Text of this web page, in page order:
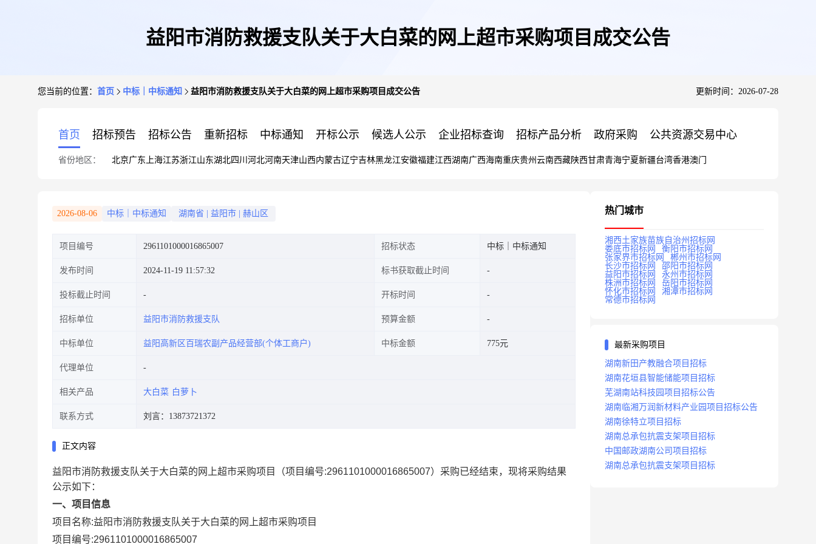
益阳市消防救援支队关于大白菜的网上超市采购项目成交公告
您当前的位置： 首页 中标｜中标通知 益阳市消防救援支队关于大白菜的网上超市采购项目成交公告 更新时间：2026-07-28
首页 招标预告 招标公告 重新招标 中标通知 开标公示 候选人公示 企业招标查询 招标产品分析 政府采购 公共资源交易中心
省份地区： 北京广东 上海江苏浙江山东湖北四川 河北河南天津山西内蒙古辽宁吉林黑龙江安徽福建江西湖南广西海南重庆贵州 云南西藏陕西甘肃青海宁夏新疆台湾香港澳门
2026-08-06 中标｜中标通知 湖南省 益阳市 赫山区
项目编号 2961101000016865007 招标状态 中标｜中标通知
发布时间 2024-11-19 11:57:32 标书获取截止时间
投标截止时间 开标时间
招标单位 益阳市消防救援支队 预算金额
中标单位 益阳高新区百瑞农副产品经营部(个体工商户) 中标金额 775元
代理单位
相关产品 大白菜 白萝卜
联系方式 刘言：13873721372
正文内容
益阳市消防救援支队关于大白菜的网上超市采购项目 （项目编号:2961101000016865007）采购已经结束，现将采购结果
公示如下：
一、项目信息
项目名称:益阳市消防救援支队关于大白菜的网上超市采购项目
项目编号:2961101000016865007
热门城市
湘西土家族苗族自治州招标网
娄底市招标网
衡阳市招标网
张家界市招标网
郴州市招标网
长沙市招标网
邵阳市招标网
益阳市招标网
永州市招标网
株洲市招标网
岳阳市招标网
怀化市招标网
湘潭市招标网
常德市招标网
最新采购项目
湖南新田产教融合项目招标
湖南花垣县智能储能项目招标
芜湖南站科技园项目招标公告
湖南临湘万润新材料产业园项目招标公告
湖南徐特立项目招标
湖南总承包抗震支架项目招标
中国邮政湖南公司项目招标
湖南总承包抗震支架项目招标